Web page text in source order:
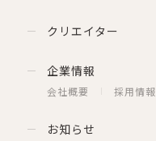
クリエイター
企業情報
会社概要 採用情報
お知らせ